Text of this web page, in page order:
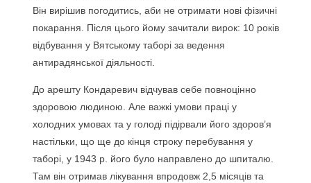
Він вирішив погодитись, аби не отримати нові фізичні
покарання. Після цього йому зачитали вирок: 10 років
відбування у Вятському таборі за ведення
антирадянської діяльності.
До арешту Кондаревич відчував себе повноцінно
здоровою людиною. Але важкі умови праці у
холодних умовах та у голоді підірвали його здоров’я
настільки, що ще до кінця строку перебування у
таборі, у 1943 р. його було направлено до шпиталю.
Там він отримав лікування впродовж 2,5 місяців та